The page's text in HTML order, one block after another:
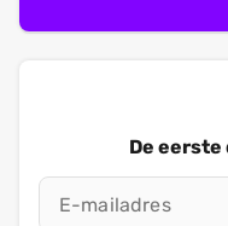
De